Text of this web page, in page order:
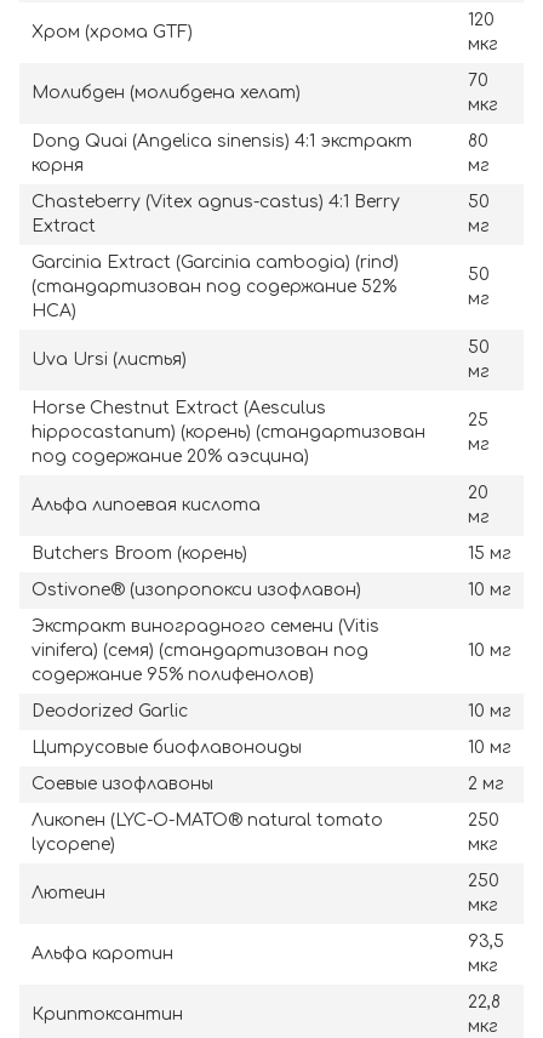
Хром (хрома GTF)
120
мкг
Молибден (молибдена хелат)
70
мкг
Dong Quai (Angelica sinensis) 4:1 экстракт
корня
80
мг
Chasteberry (Vitex agnus-castus) 4:1 Berry
Extract
50
мг
Garcinia Extract (Garcinia cambogia) (rind)
(стандартизован под содержание 52%
HCA)
50
мг
Uva Ursi (листья)
50
мг
Horse Chestnut Extract (Aesculus
hippocastanum) (корень) (стандартизован
под содержание 20% аэсцина)
25
мг
Альфа липоевая кислота
20
мг
Butchers Broom (корень)
15 мг
Ostivone® (изопропокси изофлавон)
10 мг
Экстракт виноградного семени (Vitis
vinifera) (семя) (стандартизован под
содержание 95% полифенолов)
10 мг
Deodorized Garlic
10 мг
Цитрусовые биофлавоноиды
10 мг
Соевые изофлавоны
2 мг
Ликопен (LYC-O-MATO® natural tomato
lycopene)
250
мкг
Лютеин
250
мкг
Альфа каротин
93,5
мкг
Криптоксантин
22,8
мкг